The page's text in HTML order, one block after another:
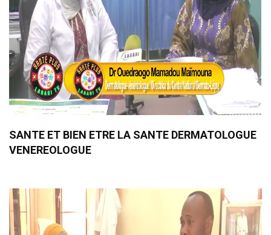
SANTE ET BIEN ETRE LA SANTE DERMATOLOGUE
VENEREOLOGUE